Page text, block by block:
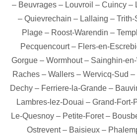
– Beuvrages – Louvroil – Cuincy –
– Quievrechain – Lallaing – Trith-
Plage – Roost-Warendin –
Pecquencourt– Flers-en-
Gorgue– Wormhout– Sainghin-
Raches– Wallers– Wervicq-Sud –
Dechy – Ferriere-la-Grande –
Lambres-lez-Douai – Grand-Fort-
Le-Quesnoy – Petite-Foret–
Ostrevent– Baisieux –